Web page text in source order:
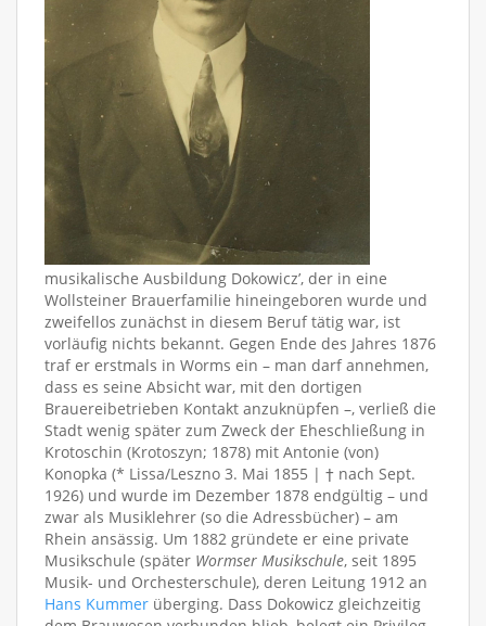
musikalische Ausbildung Dokowicz’, der in eine
Wollsteiner Brauerfamilie hineingeboren wurde und
zweifellos zunächst in diesem Beruf tätig war, ist
vorläufig nichts bekannt. Gegen Ende des Jahres 1876
traf er erstmals in Worms ein – man darf annehmen,
dass es seine Absicht war, mit den dortigen
Brauereibetrieben Kontakt anzuknüpfen –, verließ die
Stadt wenig später zum Zweck der Eheschließung in
Krotoschin (Krotoszyn; 1878) mit Antonie (von)
Konopka (* Lissa/Leszno 3. Mai 1855 | † nach Sept.
1926) und wurde im Dezember 1878 endgültig – und
zwar als Musiklehrer (so die Adressbücher) – am
Rhein ansässig. Um 1882 gründete er eine private
Musikschule (später Wormser Musikschule, seit 1895
Musik- und Orchesterschule), deren Leitung 1912 an
Hans Kummer überging. Dass Dokowicz gleichzeitig